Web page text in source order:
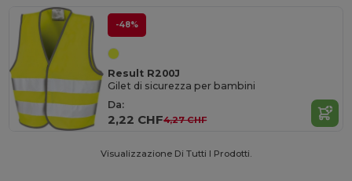
-48%
Result R200J
Gilet di sicurezza per bambini
Da:
2,22 CHF4,27 CHF
Visualizzazione Di Tutti I Prodotti.